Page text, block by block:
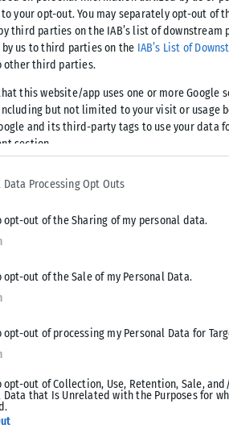
your opt-out. You may separately opt-out of
third parties on the IAB’s list of
by us to third parties on the IAB’s List of
other third parties.
this website/app uses one or more Google
but not limited to your visit or usage
and its third-party tags to use your data
section.
Data Processing Opt Outs
opt-out of the Sharing of my personal data.
opt-out of the Sale of my Personal Data.
opt-out of processing my Personal Data for
opt-out of Collection, Use, Retention, Sale,
Data that Is Unrelated with the Purposes for
μία φωτογραφία και
συμβαίνει.
παρέτεινε άλλο την αγωνία των
έριξε στο κρεβάτι: «Υπερεκτίμησα
ίωση με υψηλούς πυρετούς! Σήμερα